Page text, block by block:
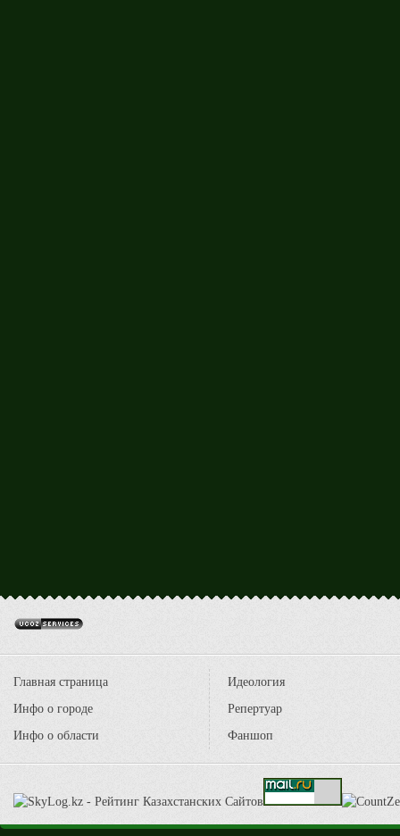
Главная страница
Инфо о городе
Инфо о области
Идеология
Репертуар
Фаншоп